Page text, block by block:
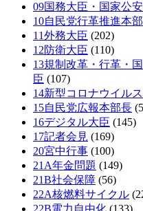
09国務大臣・国家公
10自民党行革推進本部
11外務大臣 (202)
12防衛大臣 (110)
13規制改革・行革・
臣 (107)
14新型コロナウイル
15自民党広報本部長
16デジタル大臣 (145)
17記者会見 (169)
20宮中行事 (100)
21A年金問題 (149)
21B社会保障 (56)
22A核燃料サイクル